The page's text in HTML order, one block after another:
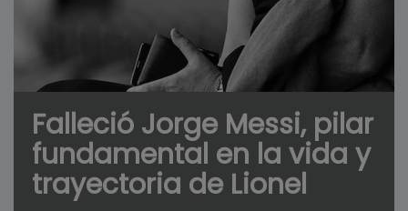
Falleció Jorge Messi, pilar
fundamental en la vida y
trayectoria de Lionel